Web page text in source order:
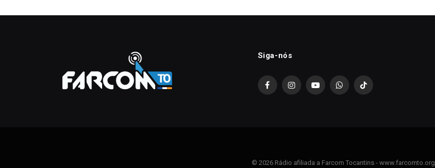
Siga-nós
FacebookInstagramYouTubeWhatsAppTikTok
© 2026 Rádio afiliada a Farcom Tocantins - www.farcomto.org